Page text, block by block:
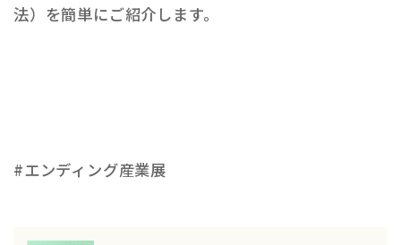
法）を簡単にご紹介します。
#エンディング産業展